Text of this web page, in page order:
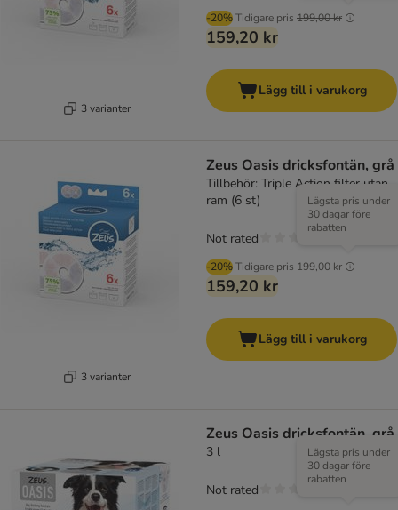
3 varianter
-20%Tidigare pris 199,00 kr
159,20 kr
Lägg till i varukorg
3 varianter
Zeus Oasis dricksfontän, grå
Tillbehör: Triple Action filter utan
ram (6 st)
-20%Tidigare pris 199,00 kr
Lägsta pris under
30 dagar före
rabatten
159,20 kr
Not rated
Lägg till i varukorg
Zeus Oasis dricksfontän, grå
3 l
Lägsta pris under
30 dagar före
rabatten
Not rated